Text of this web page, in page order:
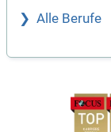
Alle Berufe